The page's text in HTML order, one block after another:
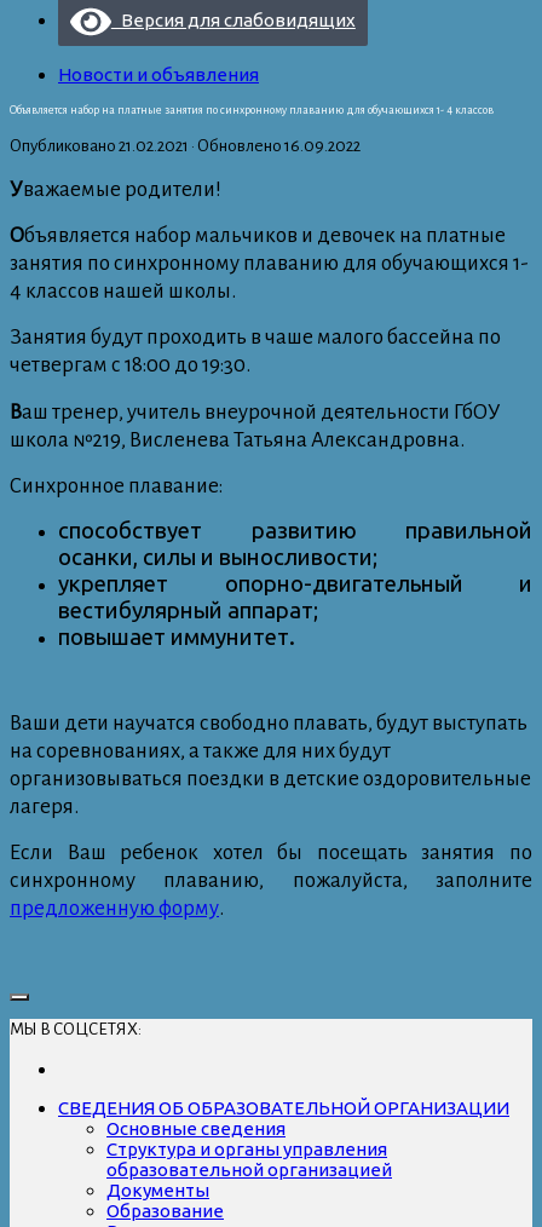
Версия для слабовидящих
Новости и объявления
Объявляется набор на платные занятия по синхронному плаванию для обучающихся 1- 4 классов
Опубликовано 21.02.2021 · Обновлено 16.09.2022
Уважаемые родители!
Объявляется набор мальчиков и девочек на платные
занятия по синхронному плаванию для обучающихся 1-
4 классов нашей школы.
Занятия будут проходить в чаше малого бассейна по
четвергам с 18:00 до 19:30.
Ваш тренер, учитель внеурочной деятельности ГбОУ
школа №219, Висленева Татьяна Александровна.
Синхронное плавание:
способствует развитию правильной
осанки, силы и выносливости;
укрепляет опорно-двигательный и
вестибулярный аппарат;
повышает иммунитет.
Ваши дети научатся свободно плавать, будут выступать
на соревнованиях, а также для них будут
организовываться поездки в детские оздоровительные
лагеря.
Если Ваш ребенок хотел бы посещать занятия по
синхронному плаванию, пожалуйста, заполните
предложенную форму.
МЫ В СОЦСЕТЯХ:
СВЕДЕНИЯ ОБ ОБРАЗОВАТЕЛЬНОЙ ОРГАНИЗАЦИИ
Основные сведения
Структура и органы управления
образовательной организацией
Документы
Образование